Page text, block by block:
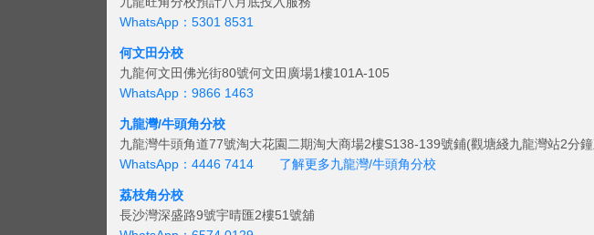
WhatsApp：5301 8531
何文田分校
九龍何文田佛光街80號何文田廣場1樓101A-105
WhatsApp：9866 1463
九龍灣/牛頭角分校
九龍灣牛頭角道77號淘大花園二期淘大商場2樓S138-139號鋪(觀塘綫九龍灣站2分
WhatsApp：4446 7414
了解更多九龍灣/牛頭角分校
荔枝角分校
長沙灣深盛路9號宇晴匯2樓51號舖